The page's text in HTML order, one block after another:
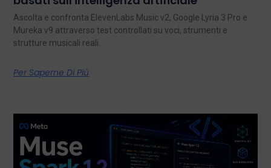
Ascolta e confronta ElevenLabs Music v2, Google Lyria 3 Pro e
Mureka v9 attraverso test controllati su voci, strumenti e
strutture musicali reali.
Per Saperne Di Più